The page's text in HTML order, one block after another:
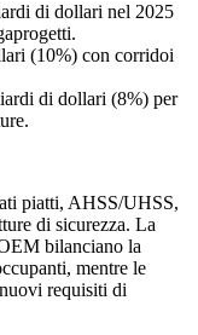
di dollari nel 2025
(10%) con corridoi
di dollari (8%) per
piatti, AHSS/UHSS,
di sicurezza. La
bilanciano la
mentre le
requisiti di